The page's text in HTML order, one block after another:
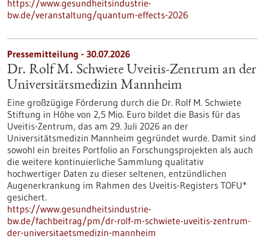
https://www.gesundheitsindustrie-
bw.de/veranstaltung/quantum-effects-2026
Pressemitteilung - 30.07.2026
Dr. Rolf M. Schwiete Uveitis-Zentrum an der
Universitätsmedizin Mannheim
Eine großzügige Förderung durch die Dr. Rolf M. Schwiete
Stiftung in Höhe von 2,5 Mio. Euro bildet die Basis für das
Uveitis-Zentrum, das am 29. Juli 2026 an der
Universitätsmedizin Mannheim gegründet wurde. Damit sind
sowohl ein breites Portfolio an Forschungsprojekten als auch
die weitere kontinuierliche Sammlung qualitativ
hochwertiger Daten zu dieser seltenen, entzündlichen
Augenerkrankung im Rahmen des Uveitis-Registers TOFU*
gesichert.
https://www.gesundheitsindustrie-
bw.de/fachbeitrag/pm/dr-rolf-m-schwiete-uveitis-zentrum-
der-universitaetsmedizin-mannheim